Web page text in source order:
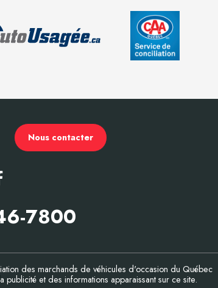
Nous contacter
7800
des marchands de véhicules d'occasion du Québec
et des informations apparaissant sur ce site.